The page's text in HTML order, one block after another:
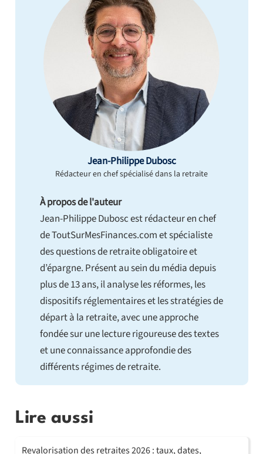
Jean-Philippe Dubosc
Rédacteur en chef spécialisé dans la retraite
À propos de l'auteur
Jean-Philippe Dubosc est rédacteur en chef
de ToutSurMesFinances.com et spécialiste
des questions de retraite obligatoire et
d’épargne. Présent au sein du média depuis
plus de 13 ans, il analyse les réformes, les
dispositifs réglementaires et les stratégies de
départ à la retraite, avec une approche
fondée sur une lecture rigoureuse des textes
et une connaissance approfondie des
différents régimes de retraite.
Lire aussi
Revalorisation des retraites 2026 : taux, dates,